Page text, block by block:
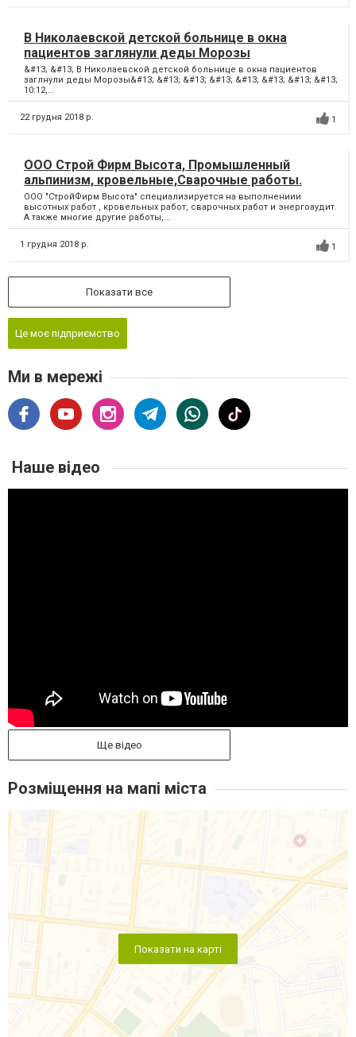
В Николаевской детской больнице в окна
пациентов заглянули деды Морозы
&#13; &#13; В Николаевской детской больнице в окна пациентов
заглнули деды Морозы&#13; &#13; &#13; &#13; &#13; &#13; &#13; &#13;
10:12,...
22 грудня 2018 р. 1
ООО Строй Фирм Высота, Промышленный
альпинизм, кровельные,Сварочные работы.
ООО "СтройФирм Высота" специализируется на выполнениии
высотных работ , кровельных работ, сварочных работ и энергоаудит.
А также многие другие работы,...
1 грудня 2018 р. 1
Показати все
Це моє підприємство
Ми в мережі
Наше відео
Ще відео
Розміщення на мапі міста
Показати на карті